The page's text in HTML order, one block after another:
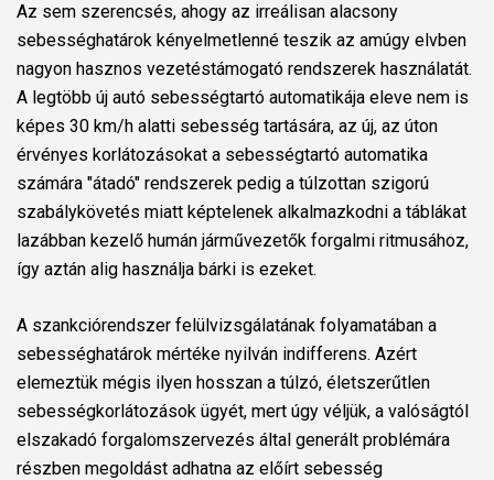
Az sem szerencsés, ahogy az irreálisan alacsony
sebességhatárok kényelmetlenné teszik az amúgy elvben
nagyon hasznos vezetéstámogató rendszerek használatát.
A legtöbb új autó sebességtartó automatikája eleve nem is
képes 30 km/h alatti sebesség tartására, az új, az úton
érvényes korlátozásokat a sebességtartó automatika
számára "átadó" rendszerek pedig a túlzottan szigorú
szabálykövetés miatt képtelenek alkalmazkodni a táblákat
lazábban kezelő humán járművezetők forgalmi ritmusához,
így aztán alig használja bárki is ezeket.
A szankciórendszer felülvizsgálatának folyamatában a
sebességhatárok mértéke nyilván indifferens. Azért
elemeztük mégis ilyen hosszan a túlzó, életszerűtlen
sebességkorlátozások ügyét, mert úgy véljük, a valóságtól
elszakadó forgalomszervezés által generált problémára
részben megoldást adhatna az előírt sebesség